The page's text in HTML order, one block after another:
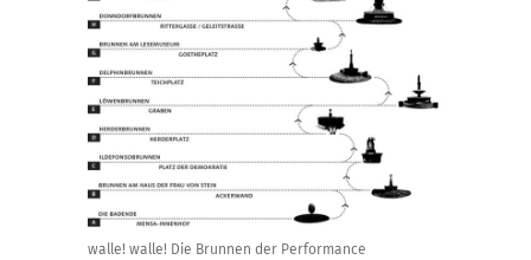
walle! walle! Die Brunnen der Performance